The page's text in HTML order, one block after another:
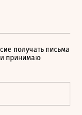
получать письма
и принимаю